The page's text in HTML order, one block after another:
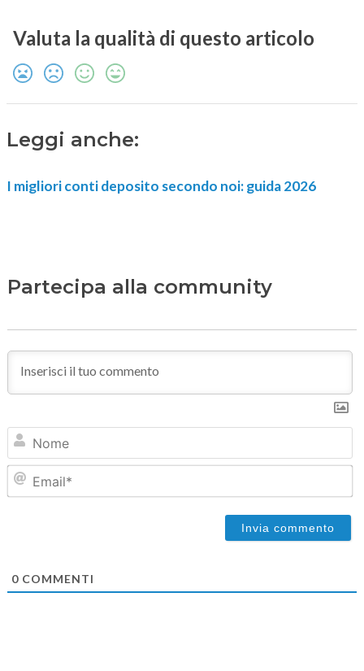
Valuta la qualità di questo articolo
Leggi anche:
I migliori conti deposito secondo noi: guida 2026
Partecipa alla community
0COMMENTI